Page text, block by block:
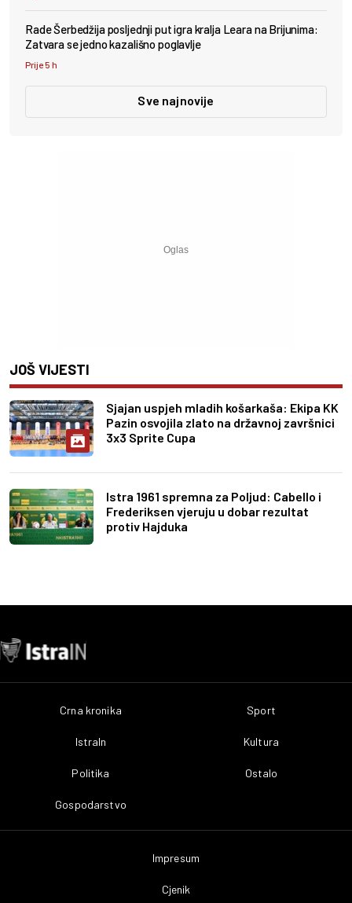
Rade Šerbedžija posljednji put igra kralja Leara na Brijunima:
Zatvara se jedno kazališno poglavlje
Prije 5 h
Sve najnovije
JOŠ VIJESTI
Sjajan uspjeh mladih košarkaša: Ekipa KK
Pazin osvojila zlato na državnoj završnici
3x3 Sprite Cupa
Istra 1961 spremna za Poljud: Cabello i
Frederiksen vjeruju u dobar rezultat
protiv Hajduka
Crna kronika
IstraIn
Politika
Gospodarstvo
Sport
Kultura
Ostalo
Impresum
Cjenik